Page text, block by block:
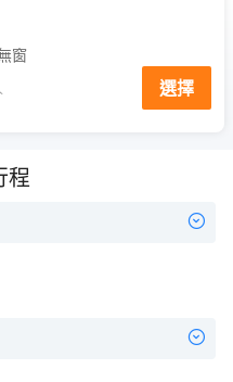
窗
選擇
程